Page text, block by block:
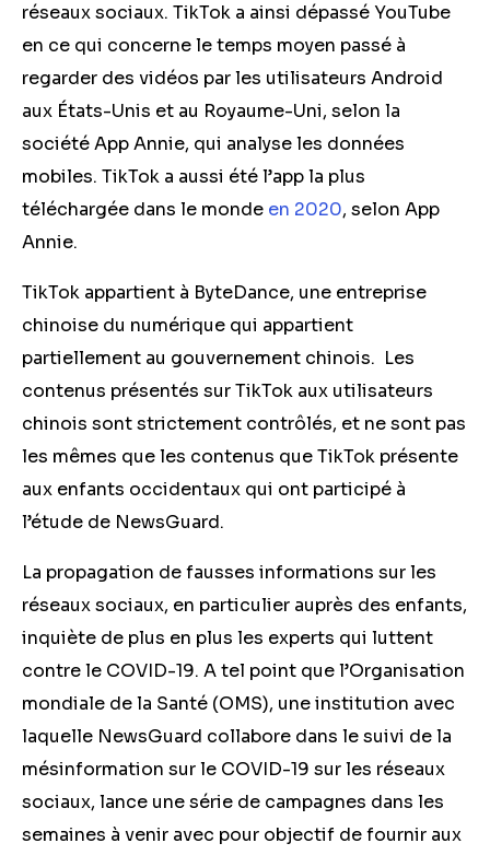
réseaux sociaux. TikTok a ainsi dépassé YouTube
en ce qui concerne le temps moyen passé à
regarder des vidéos par les utilisateurs Android
aux États-Unis et au Royaume-Uni, selon la
société App Annie, qui analyse les données
mobiles. TikTok a aussi été l’app la plus
téléchargée dans le monde en 2020, selon App
Annie.
TikTok appartient à ByteDance, une entreprise
chinoise du numérique qui appartient
partiellement au gouvernement chinois. Les
contenus présentés sur TikTok aux utilisateurs
chinois sont strictement contrôlés, et ne sont pas
les mêmes que les contenus que TikTok présente
aux enfants occidentaux qui ont participé à
l’étude de NewsGuard.
La propagation de fausses informations sur les
réseaux sociaux, en particulier auprès des enfants,
inquiète de plus en plus les experts qui luttent
contre le COVID-19. A tel point que l’Organisation
mondiale de la Santé (OMS), une institution avec
laquelle NewsGuard collabore dans le suivi de la
mésinformation sur le COVID-19 sur les réseaux
sociaux, lance une série de campagnes dans les
semaines à venir avec pour objectif de fournir aux